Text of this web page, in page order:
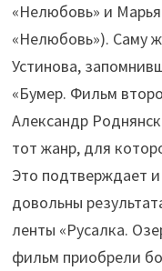
«Нелюбовь» и
«Нелюбовь»). Саму
Устинова,
«Бумер. Фильм
Александр
тот жанр, для
Это подтверждает
довольны
ленты «Русалка.
фильм приобрели